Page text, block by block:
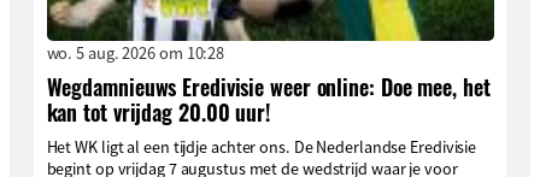
wo. 5 aug. 2026 om 10:28
Wegdamnieuws Eredivisie weer online: Doe mee, het
kan tot vrijdag 20.00 uur!
Het WK ligt al een tijdje achter ons. De Nederlandse Eredivisie
begint op vrijdag 7 augustus met de wedstrijd waar je voor